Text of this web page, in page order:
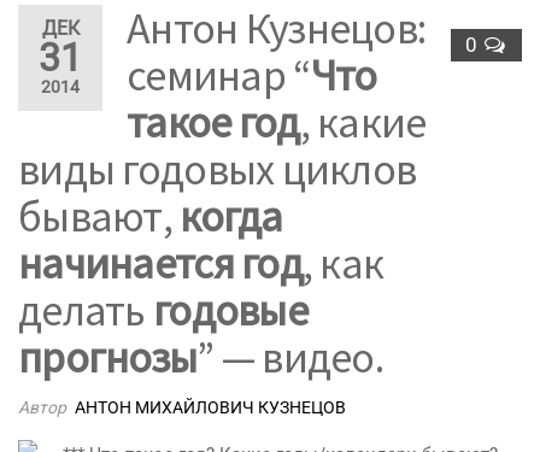
ДЕК
31
2014
0
Антон Кузнецов:
семинар “Что
такое год, какие
виды годовых циклов
бывают, когда
начинается год, как
делать годовые
прогнозы” — видео.
Автор АНТОН МИХАЙЛОВИЧ КУЗНЕЦОВ